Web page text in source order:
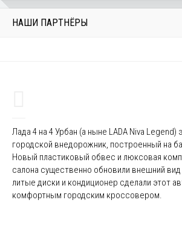
НАШИ ПАРТНЁРЫ
Лада 4 на 4 Урбан (а ныне LADA Niva Legend)
городской внедорожник, построенный на
Новый пластиковый обвес и люксовая
салона существенно обновили внешний
литые диски и кондиционер сделали этот
комфортным городским кроссовером.